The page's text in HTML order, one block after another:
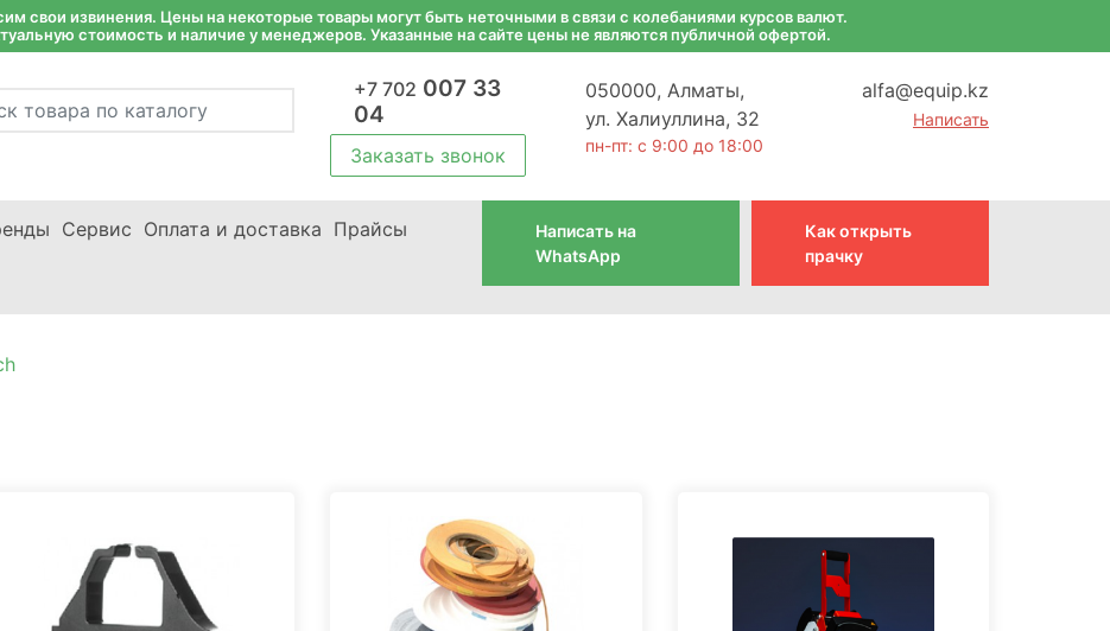
свои извинения. Цены на некоторые товары могут быть неточными в связи с колебаниями курсов валют.
стоимость и наличие у менеджеров. Указанные на сайте цены не являются публичной офертой.
+7 702 007 33
04
Заказать звонок
050000, Алматы,
ул. Халиуллина, 32
пн-пт: с 9:00 до 18:00
alfa@equip.kz
Написать
Сервис Оплата и доставка Прайсы
Написать на
WhatsApp
Как открыть
прачку